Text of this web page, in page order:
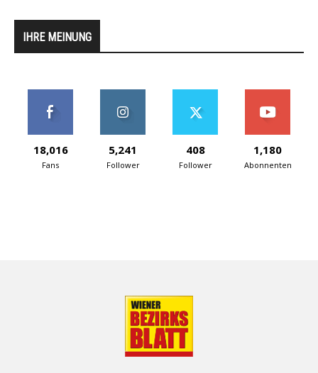
IHRE MEINUNG
18,016
Fans
5,241
Follower
408
Follower
1,180
Abonnenten